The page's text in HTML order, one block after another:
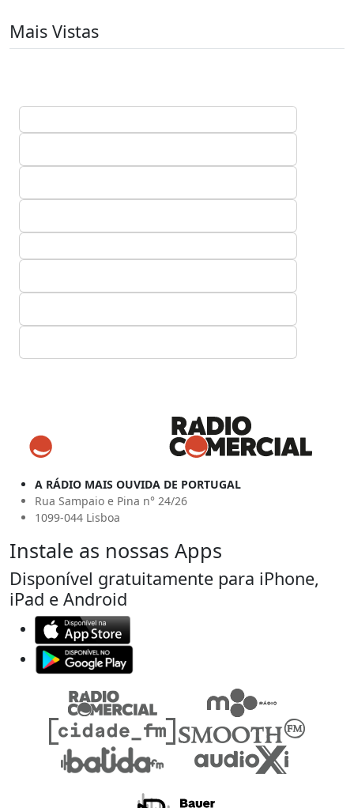
Mais Vistas
A RÁDIO MAIS OUVIDA DE PORTUGAL
Rua Sampaio e Pina n° 24/26
1099-044 Lisboa
Instale as nossas Apps
Disponível gratuitamente para iPhone,
iPad e Android